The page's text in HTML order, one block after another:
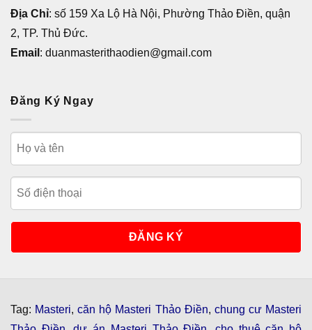
Địa Chỉ: số 159 Xa Lộ Hà Nội, Phường Thảo Điền, quận
2, TP. Thủ Đức.
Email : duanmasterithaodien@gmail.com
Đăng Ký Ngay
Tag: Masteri,căn hộ Masteri Thảo Điền, chung cư Masteri